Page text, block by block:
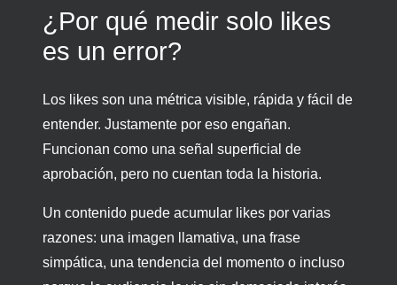
¿Por qué medir solo likes
es un error?
Los likes son una métrica visible, rápida y fácil de
entender. Justamente por eso engañan.
Funcionan como una señal superficial de
aprobación, pero no cuentan toda la historia.
Un contenido puede acumular likes por varias
razones: una imagen llamativa, una frase
simpática, una tendencia del momento o incluso